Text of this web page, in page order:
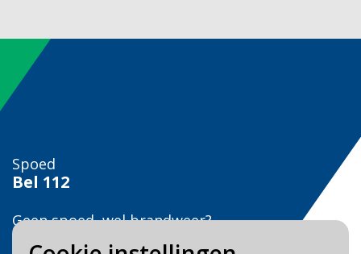
Spoed
Bel 112
Geen spoed, wel brandweer?
Bel